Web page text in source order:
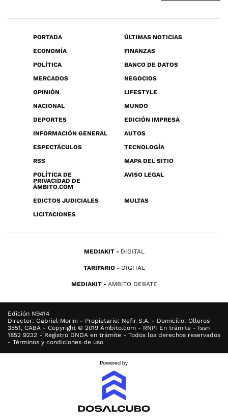
PORTADA
ÚLTIMAS NOTICIAS
ECONOMÍA
FINANZAS
POLÍTICA
BANCO DE DATOS
MERCADOS
NEGOCIOS
OPINIÓN
LIFESTYLE
NACIONAL
MUNDO
DEPORTES
EDICIÓN IMPRESA
INFORMACIÓN GENERAL
AUTOS
ESPECTÁCULOS
TECNOLOGÍA
RSS
MAPA DEL SITIO
POLÍTICA DE
PRIVACIDAD DE
ÁMBITO.COM
AVISO LEGAL
EDICTOS JUDICIALES
MULTAS
LICITACIONES
MEDIAKIT DIGITAL
TARIFARIO DIGITAL
MEDIAKIT AMBITO DEBATE
Edición N9414
Director: Gabriel Morini - Propietario: Nefir S.A. - Domicilio: Olleros
3551, CABA - Copyright © 2019 Ambito.com - RNPI En trámite - Issn
1852 9232 - Registro DNDA en trámite - Todos los derechos reservados
- Términos y condiciones de uso